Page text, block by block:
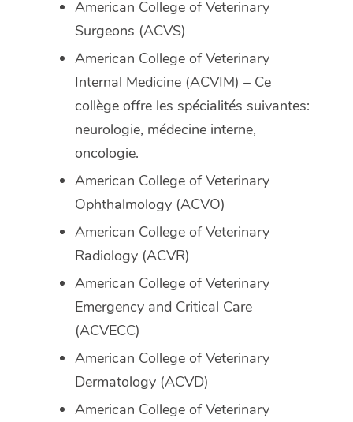
American College of Veterinary
Surgeons (ACVS)
American College of Veterinary
Internal Medicine (ACVIM) – Ce
collège offre les spécialités suivantes:
neurologie, médecine interne,
oncologie.
American College of Veterinary
Ophthalmology (ACVO)
American College of Veterinary
Radiology (ACVR)
American College of Veterinary
Emergency and Critical Care
(ACVECC)
American College of Veterinary
Dermatology (ACVD)
American College of Veterinary